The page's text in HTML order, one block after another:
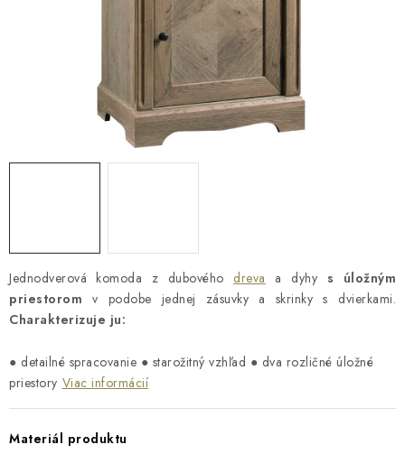
Reklamácia a vrátenie tovaru
Metódy platieb na našom webe
Naša spoločenská zodpovednosť
Jednodverová komoda z dubového dreva a dyhy s úložným
priestorom v podobe jednej zásuvky a skrinky s dvierkami.
Charakterizuje ju:
● detailné spracovanie ● starožitný vzhľad ● dva rozličné úložné
priestory Viac informácií
Materiál produktu